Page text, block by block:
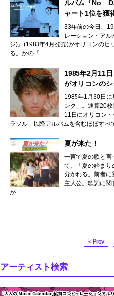
ルバム『No
ャート1位を獲
33年前の今日、
レーション・ア
ジ)』(1983年4月発売)がオリコンのヒ
る。かの『...
1985年2月11日
がオリコンの
1985年1月30日に
ンク」。通算20
11日にオリコン
ラソル」以降アルバムを含むほぼすべ
夏が来た！
一言で夏の歌と言
て、「夏の始まり
分かれる。前者に
主人公。歌詞に関
が...
< Prev
アーティスト検索